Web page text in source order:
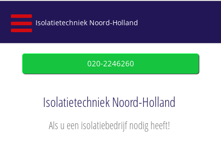
Isolatietechniek Noord-Holland
020-2246260
Isolatietechniek Noord-Holland
Als u een isolatiebedrijf nodig heeft!